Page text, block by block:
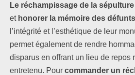
Le réchampissage de la sépulture
ethonorer la mémoire des défunts
l’intégrité et l’esthétique de leur
permet également de rendre
disparus en offrant un lieu de repos
entretenu. Pour commander un